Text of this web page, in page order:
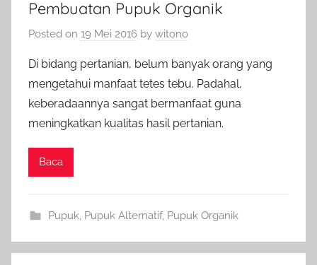
Pembuatan Pupuk Organik
Posted on 19 Mei 2016 by witono
Di bidang pertanian, belum banyak orang yang
mengetahui manfaat tetes tebu. Padahal,
keberadaannya sangat bermanfaat guna
meningkatkan kualitas hasil pertanian.
Baca
Pupuk, Pupuk Alternatif, Pupuk Organik